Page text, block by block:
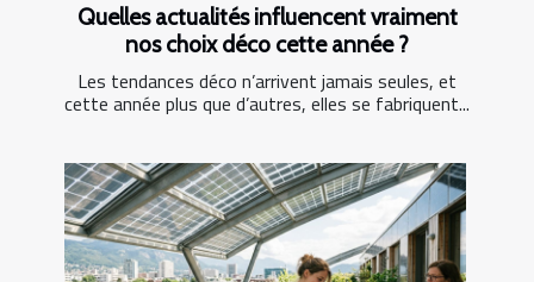
Quelles actualités influencent vraiment
nos choix déco cette année ?
Les tendances déco n’arrivent jamais seules, et
cette année plus que d’autres, elles se fabriquent...